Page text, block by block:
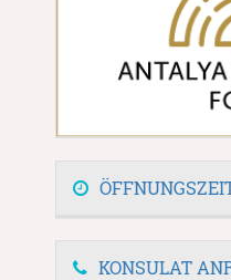
KONSULAT